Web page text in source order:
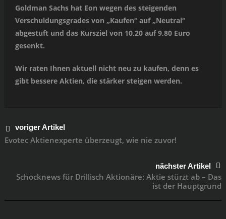
Goldman Sachs hat Eon wegen des steigenden
Verschuldungsgrades von „Kaufen“ auf „Neutral“
abgestuft und das Kursziel von 10,20 auf 9,80 Euro
gesenkt.
Wir raten Ihnen aktuell nicht neu zu kaufen, denn es
gibt bessere Aktien, die stärker steigen werden.
voriger Artikel
Evotec Aktienexperte überzeugt, wie nie zuvor!
nächster Artikel
Schocknews für Drillisch Aktionäre: Aktie stürzt ab – Das
ist der Hauptgrund